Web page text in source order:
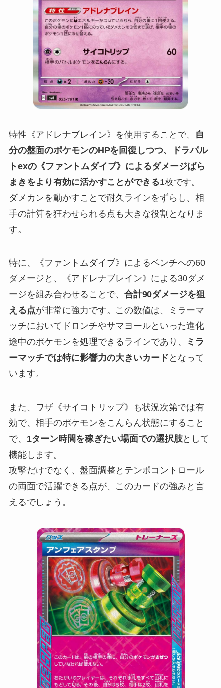
特性《アドレナブレイン》を使用することで、
自
分の盤面のポケモンのHPを回復しつつ、ドラパル
トexの《ファントムダイブ》によるダメージばら
まきをより有効に活かすことができる1枚です。
ダメカンを動かすことで耐久ラインをずらし、相
手の計算を狂わせられる点も大きな役割となりま
す。
特に、《ファントムダイブ》によるベンチへの60
ダメージと、《アドレナブレイン》による30ダメ
ージを組み合わせることで、 合計90ダメージを狙
える点が非常に強力です。この数値は、ミラーマ
ッチにおいてドロンチやサマヨールといった進化
途中のポケモンを処理できるラインであり、
ミラ
ーマッチでは特に影響力の大きいカード となって
います。
また、ワザ《サイコトリップ》も状況次第では有
効で、相手のポケモンをこんらん状態にすること
で、 1ターン時間を稼ぎたい場面での選択肢として
機能します。
攻撃だけでなく、盤面調整とテンポコントロール
の両面で活躍できる点が、このカードの強みと言
えるでしょう。